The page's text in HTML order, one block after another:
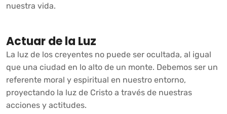
nuestra vida.
Actuar de la Luz
La luz de los creyentes no puede ser ocultada, al igual
que una ciudad en lo alto de un monte. Debemos ser un
referente moral y espiritual en nuestro entorno,
proyectando la luz de Cristo a través de nuestras
acciones y actitudes.